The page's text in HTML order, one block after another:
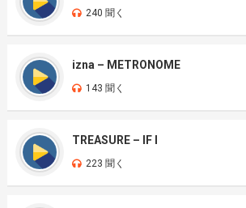
240 聞く
izna – METRONOME
143 聞く
TREASURE – IF I
223 聞く